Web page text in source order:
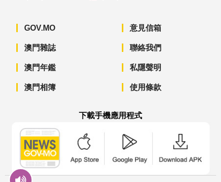
GOV.MO
澳門雜誌
澳門年鑑
澳門相簿
意見信箱
聯絡我們
私隱聲明
使用條款
下載手機應用程式